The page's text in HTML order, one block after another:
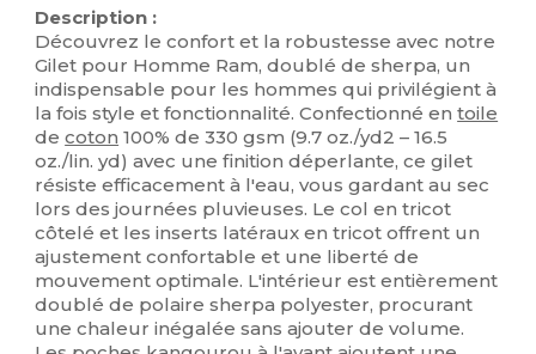
Description :
Découvrez le confort et la robustesse avec notre
Gilet pour Homme Ram, doublé de sherpa, un
indispensable pour les hommes qui privilégient à
la fois style et fonctionnalité. Confectionné entoile
decoton 100% de 330 gsm (9.7 oz./yd2 – 16.5
oz./lin. yd) avec une finition déperlante, ce gilet
résiste efficacement à l'eau, vous gardant au sec
lors des journées pluvieuses. Le col en tricot
côtelé et les inserts latéraux en tricot offrent un
ajustement confortable et une liberté de
mouvement optimale. L'intérieur est entièrement
doublé de polaire sherpa polyester, procurant
une chaleur inégalée sans ajouter de volume.